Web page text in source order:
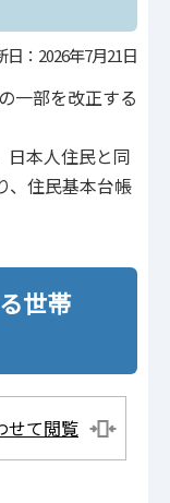
日：2026年7月21日
一部を改正する
日本人住民と同
、住民基本台帳
世帯
せて閲覧